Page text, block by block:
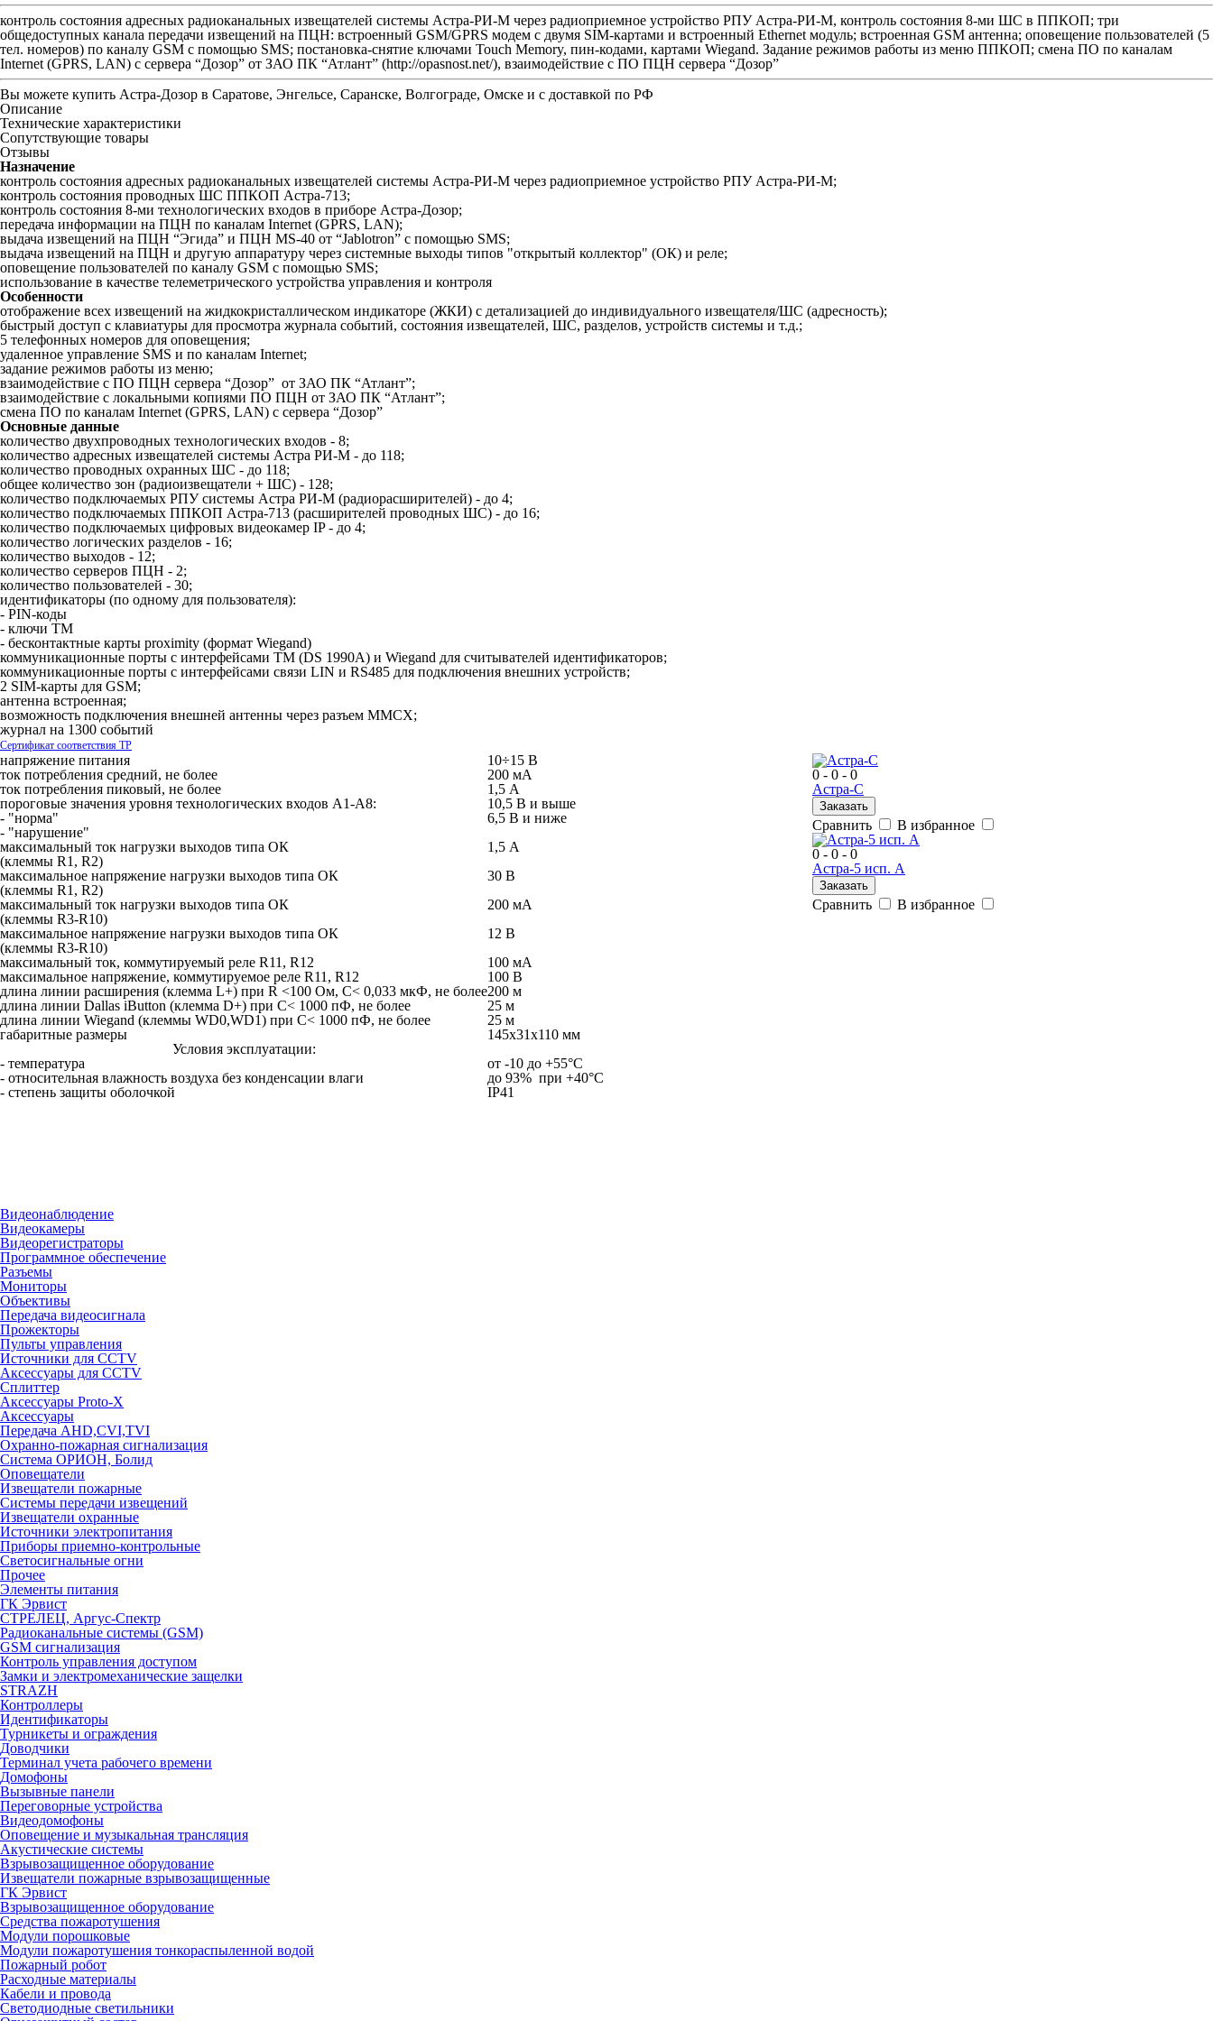
контроль состояния адресных радиоканальных извещателей системы Астра-РИ-М через радиоприемное устройство РПУ Астра-РИ-М, контроль состояния 8-ми ШС в ППКОП; три
общедоступных канала передачи извещений на ПЦН: встроенный GSM/GPRS модем с двумя SIM-картами и встроенный Ethernet модуль; встроенная GSM антенна; оповещение пользователей (5
тел. номеров) по каналу GSM с помощью SMS; постановка-снятие ключами Touch Memory, пин-кодами, картами Wiegand. Задание режимов работы из меню ППКОП; смена ПО по каналам
Internet (GPRS, LAN) с сервера “Дозор” от ЗАО ПК “Атлант” (http://opasnost.net/), взаимодействие с ПО ПЦН сервера “Дозор”
Вы можете купить Астра-Дозор в Саратове, Энгельсе, Саранске, Волгограде, Омске и с доставкой по РФ
Описание
Технические характеристики
Сопутствующие товары
Отзывы
Назначение
контроль состояния адресных радиоканальных извещателей системы Астра-РИ-М через радиоприемное устройство РПУ Астра-РИ-М;
контроль состояния проводных ШС ППКОП Астра-713;
контроль состояния 8-ми технологических входов в приборе Астра-Дозор;
передача информации на ПЦН по каналам Internet (GPRS, LAN);
выдача извещений на ПЦН “Эгида” и ПЦН MS-40 от “Jablotron” с помощью SMS;
выдача извещений на ПЦН и другую аппаратуру через системные выходы типов "открытый коллектор" (ОК) и реле;
оповещение пользователей по каналу GSM с помощью SMS;
использование в качестве телеметрического устройства управления и контроля
Особенности
отображение всех извещений на жидкокристаллическом индикаторе (ЖКИ) с детализацией до индивидуального извещателя/ШС (адресность);
быстрый доступ с клавиатуры для просмотра журнала событий, состояния извещателей, ШС, разделов, устройств системы и т.д.;
5 телефонных номеров для оповещения;
удаленное управление SMS и по каналам Internet;
задание режимов работы из меню;
взаимодействие с ПО ПЦН сервера “Дозор” от ЗАО ПК “Атлант”;
взаимодействие с локальными копиями ПО ПЦН от ЗАО ПК “Атлант”;
смена ПО по каналам Internet (GPRS, LAN) с сервера “Дозор”
Основные данные
количество двухпроводных технологических входов - 8;
количество адресных извещателей системы Астра РИ-М - до 118;
количество проводных охранных ШС - до 118;
общее количество зон (радиоизвещатели + ШС) - 128;
количество подключаемых РПУ системы Астра РИ-М (радиорасширителей) - до 4;
количество подключаемых ППКОП Астра-713 (расширителей проводных ШС) - до 16;
количество подключаемых цифровых видеокамер IP - до 4;
количество логических разделов - 16;
количество выходов - 12;
количество серверов ПЦН - 2;
количество пользователей - 30;
идентификаторы (по одному для пользователя):
- PIN-коды
- ключи ТМ
- бесконтактные карты proximity (формат Wiegand)
коммуникационные порты с интерфейсами ТМ (DS 1990A) и Wiegand для считывателей идентификаторов;
коммуникационные порты с интерфейсами связи LIN и RS485 для подключения внешних устройств;
2 SIM-карты для GSM;
антенна встроенная;
возможность подключения внешней антенны через разъем MMCX;
журнал на 1300 событий
Сертификат соответствия ТР
напряжение питания
10÷15 В
ток потребления средний, не более
200 мА
ток потребления пиковый, не более
1,5 А
пороговые значения уровня технологических входов А1-А8:
- "норма"
- "нарушение"
10,5 В и выше
6,5 В и ниже
максимальный ток нагрузки выходов типа ОК
(клеммы R1, R2)
1,5 А
максимальное напряжение нагрузки выходов типа ОК
(клеммы R1, R2)
30 В
максимальный ток нагрузки выходов типа ОК
(клеммы R3-R10)
200 мА
максимальное напряжение нагрузки выходов типа ОК
(клеммы R3-R10)
12 В
максимальный ток, коммутируемый реле R11, R12
100 мА
максимальное напряжение, коммутируемое реле R11, R12
100 В
длина линии расширения (клемма L+) при R <100 Ом, C< 0,033 мкФ, не более200 м
длина линии Dallas iButton (клемма D+) при C< 1000 пФ, не более
25 м
длина линии Wiegand (клеммы WD0,WD1) при C< 1000 пФ, не более
25 м
габаритные размеры
145х31х110 мм
Условия эксплуатации:
- температура
от -10 до +55°С
- относительная влажность воздуха без конденсации влаги
до 93% при +40°С
- степень защиты оболочкой
IP41
0 - 0 - 0
Астра-С
Заказать
Сравнить
В избранное
0 - 0 - 0
Астра-5 исп. А
Заказать
Сравнить В избранное
Видеонаблюдение
Видеокамеры
Видеорегистраторы
Программное обеспечение
Разъемы
Мониторы
Объективы
Передача видеосигнала
Прожекторы
Пульты управления
Источники для CCTV
Аксессуары для CCTV
Сплиттер
Аксессуары Proto-X
Аксессуары
Передача AHD,CVI,TVI
Охранно-пожарная сигнализация
Система ОРИОН, Болид
Оповещатели
Извещатели пожарные
Системы передачи извещений
Извещатели охранные
Источники электропитания
Приборы приемно-контрольные
Светосигнальные огни
Прочее
Элементы питания
ГК Эрвист
СТРЕЛЕЦ, Аргус-Спектр
Радиоканальные системы (GSM)
GSM сигнализация
Контроль управления доступом
Замки и электромеханические защелки
STRAZH
Контроллеры
Идентификаторы
Турникеты и ограждения
Доводчики
Терминал учета рабочего времени
Домофоны
Вызывные панели
Переговорные устройства
Видеодомофоны
Оповещение и музыкальная трансляция
Акустические системы
Взрывозащищенное оборудование
Извещатели пожарные взрывозащищенные
ГК Эрвист
Взрывозащищенное оборудование
Средства пожаротушения
Модули порошковые
Модули пожаротушения тонкораспыленной водой
Пожарный робот
Расходные материалы
Кабели и провода
Светодиодные светильники